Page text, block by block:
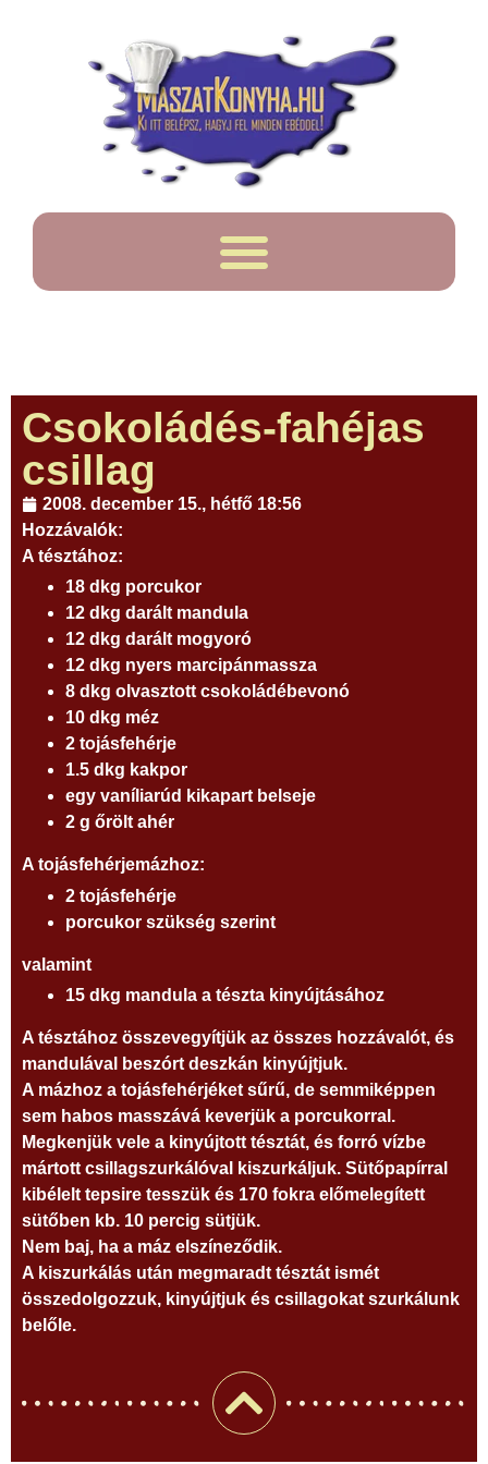
Csokoládés-fahéjas
csillag
2008. december 15., hétfő 18:56
Hozzávalók:
A tésztához:
18 dkg porcukor
12 dkg darált mandula
12 dkg darált mogyoró
12 dkg nyers marcipánmassza
8 dkg olvasztott csokoládébevonó
10 dkg méz
2 tojásfehérje
1.5 dkg kakpor
egy vaníliarúd kikapart belseje
2 g őrölt ahér
A tojásfehérjemázhoz:
2 tojásfehérje
porcukor szükség szerint
valamint
15 dkg mandula a tészta kinyújtásához
A tésztához összevegyítjük az összes hozzávalót, és
mandulával beszórt deszkán kinyújtjuk.
A mázhoz a tojásfehérjéket sűrű, de semmiképpen
sem habos masszává keverjük a porcukorral.
Megkenjük vele a kinyújtott tésztát, és forró vízbe
mártott csillagszurkálóval kiszurkáljuk. Sütőpapírral
kibélelt tepsire tesszük és 170 fokra előmelegített
sütőben kb. 10 percig sütjük.
Nem baj, ha a máz elszíneződik.
A kiszurkálás után megmaradt tésztát ismét
összedolgozzuk, kinyújtjuk és csillagokat szurkálunk
belőle.